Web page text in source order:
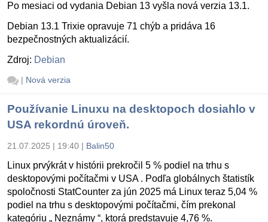
Po mesiaci od vydania Debian 13 vyšla nová verzia 13.1.
Debian 13.1 Trixie opravuje 71 chýb a pridáva 16
bezpečnostných aktualizácií.
Zdroj: Debian
| Nová verzia
Používanie Linuxu na desktopoch dosiahlo v
USA rekordnú úroveň.
21.07.2025 | 19:40 | Balin50
Linux prvýkrát v histórii prekročil 5 % podiel na trhu s
desktopovými počítačmi v USA . Podľa globálnych štatistík
spoločnosti StatCounter za jún 2025 má Linux teraz 5,04 %
podiel na trhu s desktopovými počítačmi, čím prekonal
kategóriu „ Neznámy “, ktorá predstavuje 4,76 %.